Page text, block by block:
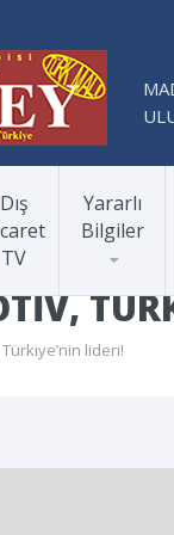
Dış
TV
Yararlı
Bilgiler
lideri!